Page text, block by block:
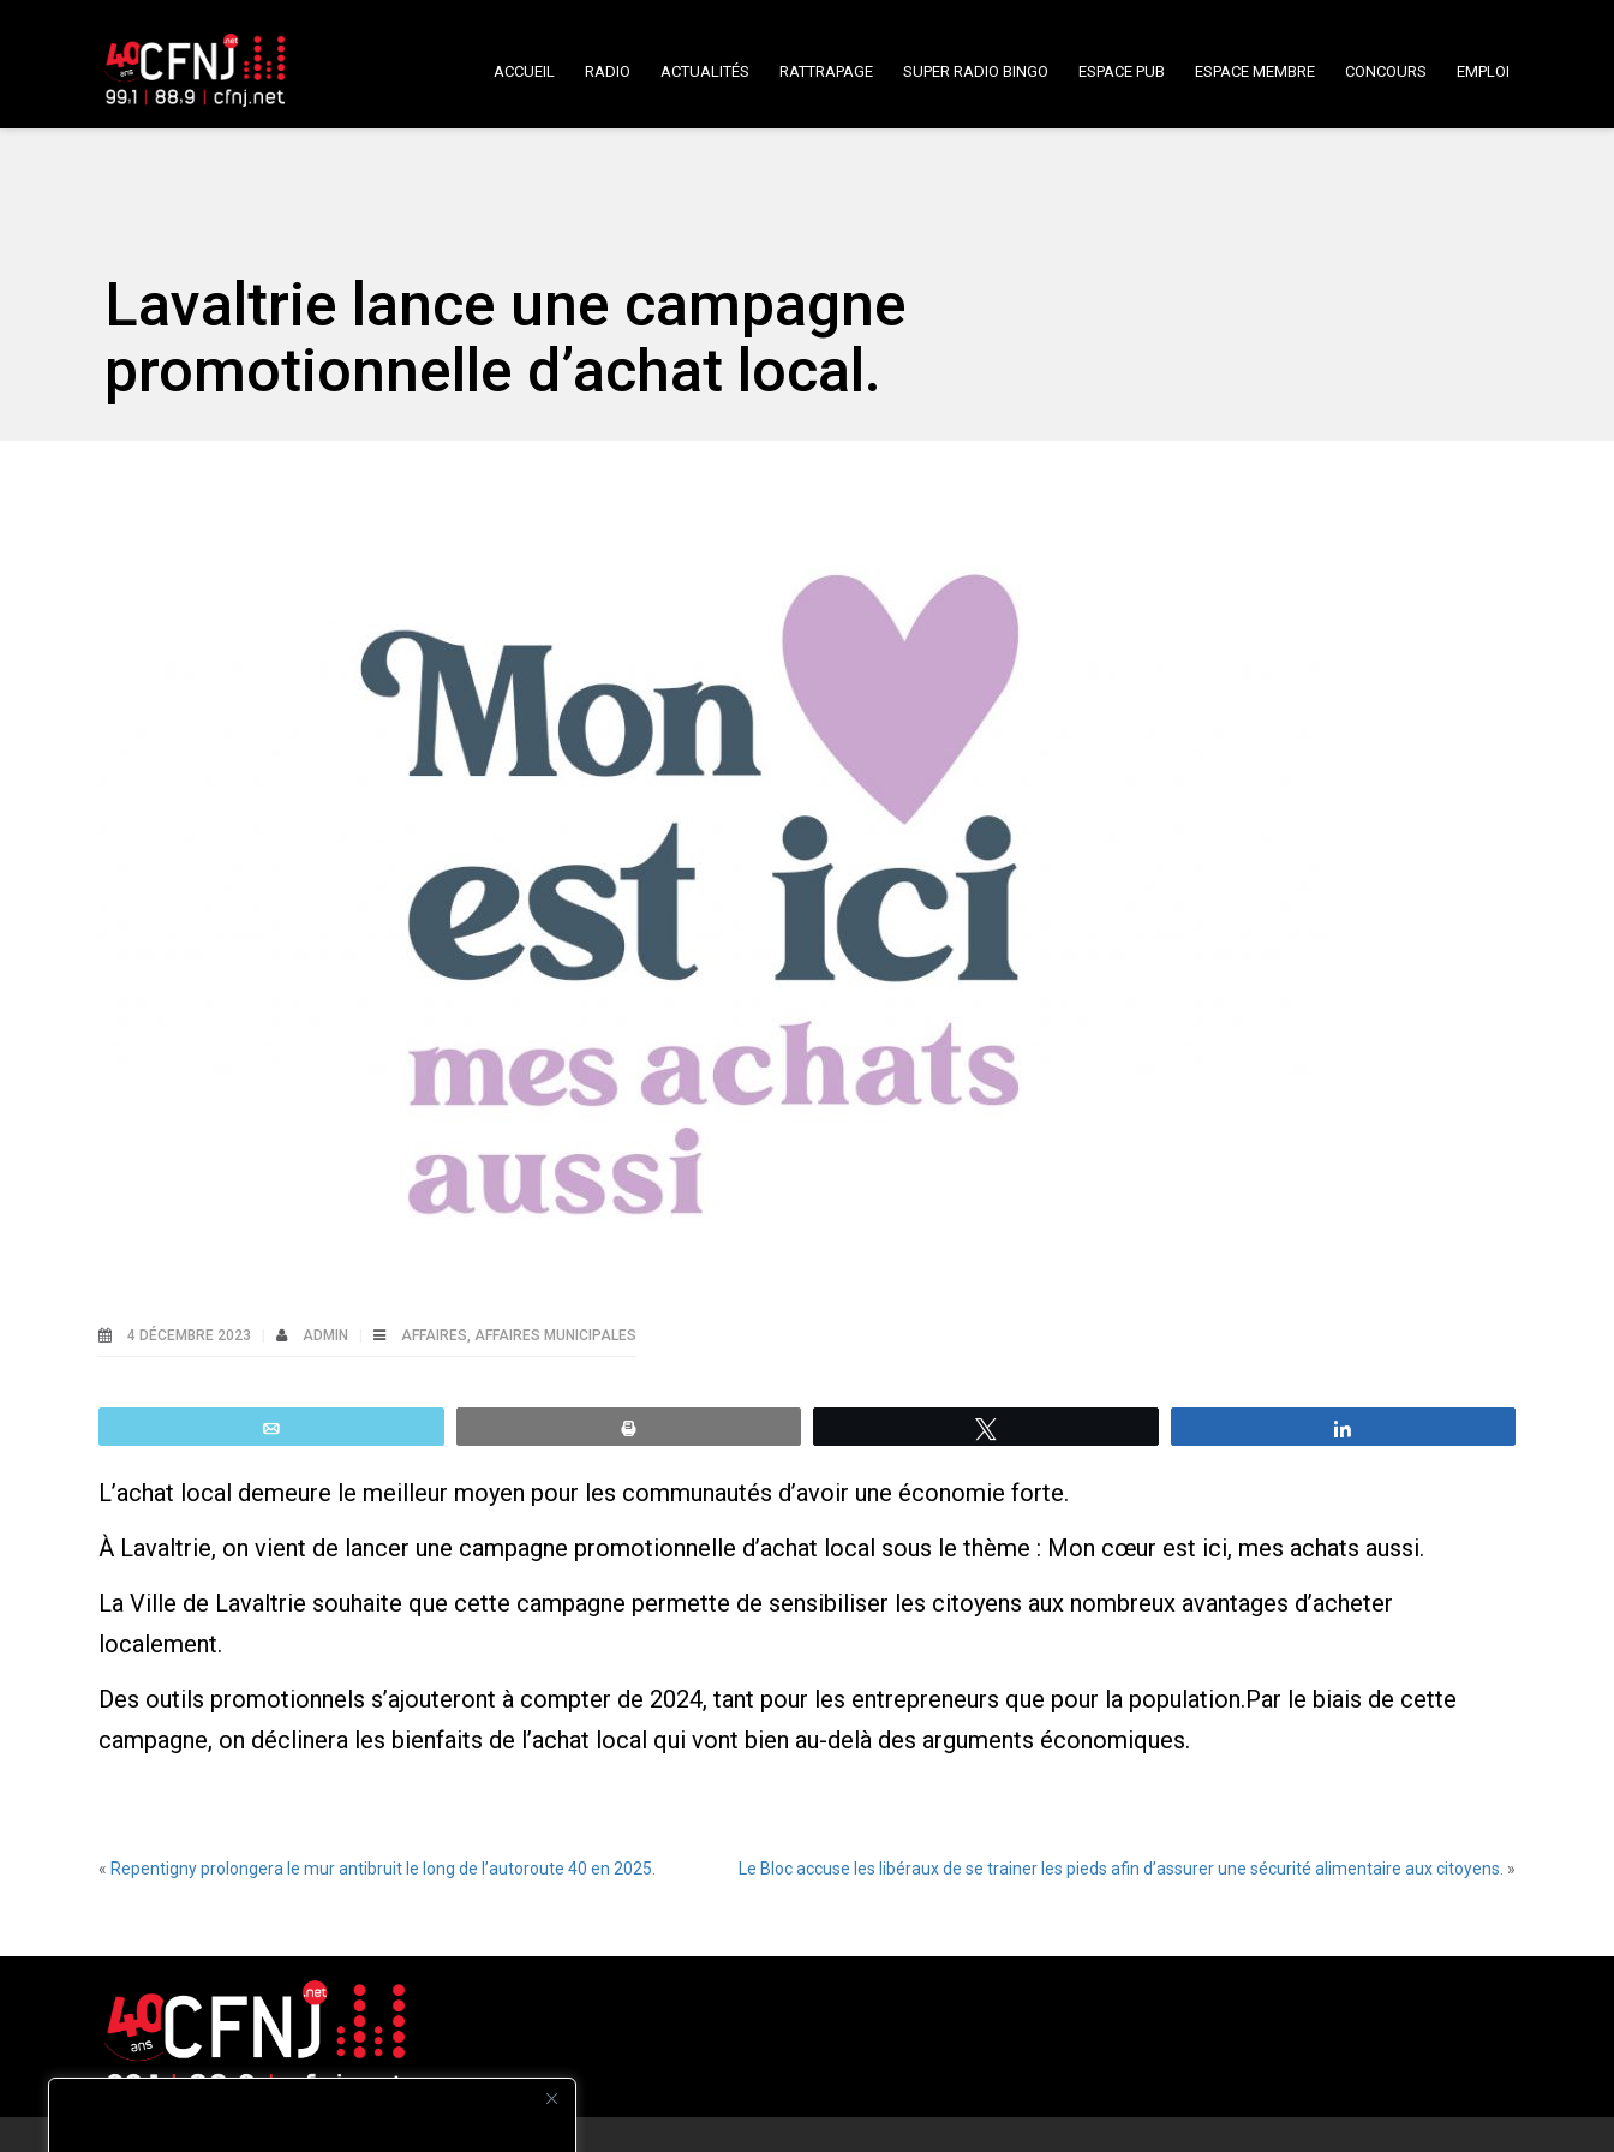
ACCUEIL RADIO ACTUALITÉS RATTRAPAGE SUPER RADIO BINGO ESPACE PUB ESPACE MEMBRE CONCOURS EMPLOI
Lavaltrie lance une campagne
promotionnelle d’achat local.
4 DÉCEMBRE 2023 ADMIN AFFAIRES, AFFAIRES MUNICIPALES
L’achat local demeure le meilleur moyen pour les communautés d’avoir une économie forte.
À Lavaltrie, on vient de lancer une campagne promotionnelle d’achat local sous le thème : Mon cœur est ici, mes achats aussi.
La Ville de Lavaltrie souhaite que cette campagne permette de sensibiliser les citoyens aux nombreux avantages d’acheter
localement.
Des outils promotionnels s’ajouteront à compter de 2024, tant pour les entrepreneurs que pour la population.Par le biais de cette
campagne, on déclinera les bienfaits de l’achat local qui vont bien au-delà des arguments économiques.
« Repentigny prolongera le mur antibruit le long de l’autoroute 40 en 2025. Le Bloc accuse les libéraux de se trainer les pieds afin d’assurer une sécurité alimentaire aux citoyens. »